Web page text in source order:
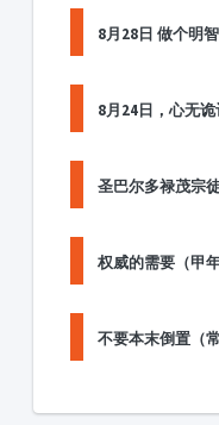
8月28日 做个明
8月24日，心无诡
圣巴尔多禄茂宗
权威的需要（甲
不要本末倒置（常